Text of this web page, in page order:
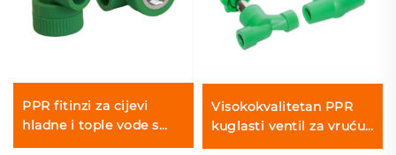
PPR fitinzi za cijevi
hladne i tople vode s
unutarnjim navojem,
Visokokvalitetan PPR
kuglasti ventil za vruću i
hladnu vodu